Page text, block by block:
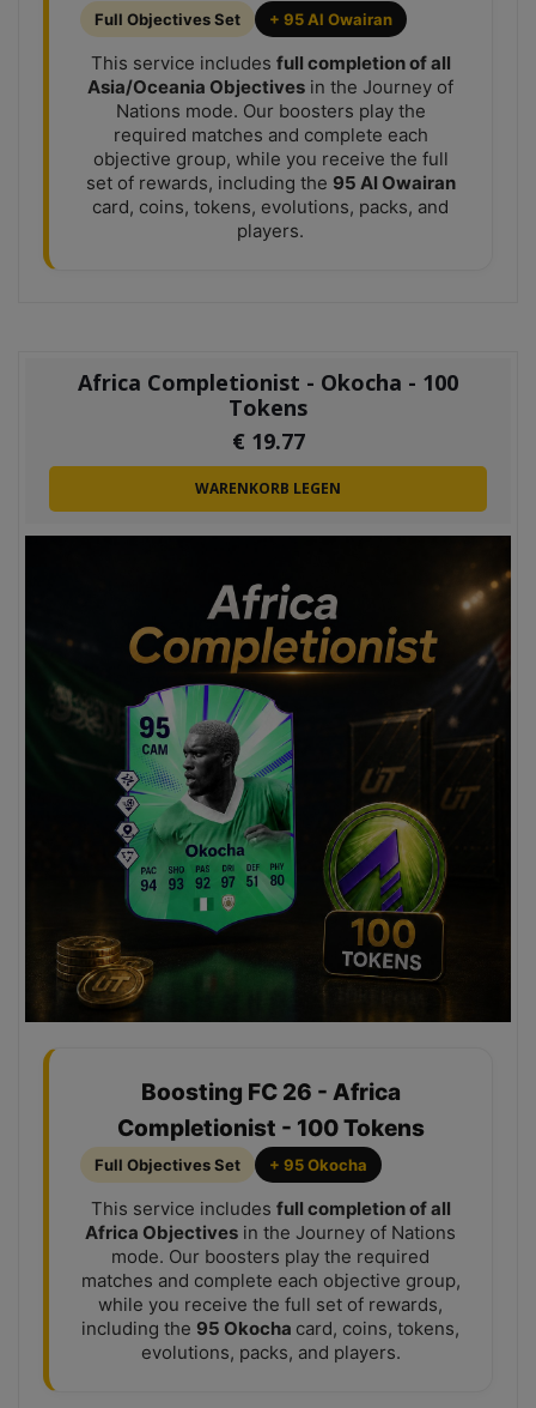
Full Objectives Set + 95 Al Owairan
This service includes full completion of all
Asia/Oceania Objectives in the Journey of
Nations mode. Our boosters play the
required matches and complete each
objective group, while you receive the full
set of rewards, including the 95 Al Owairan
card, coins, tokens, evolutions, packs, and
players.
Africa Completionist - Okocha - 100
Tokens
€ 19.77
WARENKORB LEGEN
Boosting FC 26 - Africa
Completionist - 100 Tokens
Full Objectives Set + 95 Okocha
This service includes full completion of all
Africa Objectives in the Journey of Nations
mode. Our boosters play the required
matches and complete each objective group,
while you receive the full set of rewards,
including the 95 Okocha card, coins, tokens,
evolutions, packs, and players.